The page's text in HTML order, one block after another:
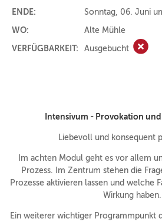
ENDE:
Sonntag, 06. Juni
WO:
Alte Mühle
VERFÜGBARKEIT:
Ausgebucht
Intensivum - Provokation
Liebevoll und konsequent
Im achten Modul geht es vor allem
Prozess. Im Zentrum stehen die
Prozesse aktivieren lassen und welche
Wirkung haben.
Ein weiterer wichtiger Programmpunkt